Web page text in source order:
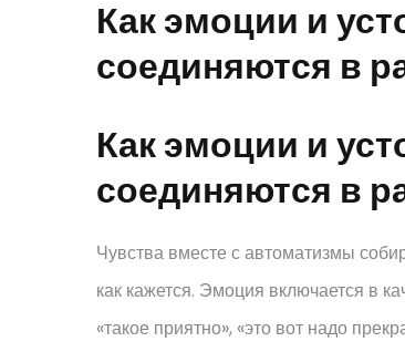
Как эмоции и
соединяются в
Как эмоции и
соединяются в
Чувства вместе с автоматизмы
как кажется. Эмоция включается в
«такое приятно», «это вот надо